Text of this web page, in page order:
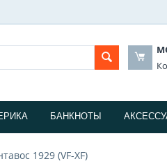
БАНКНОТЫ
1929 (VF-XF)